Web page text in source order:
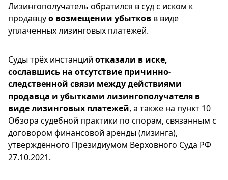
Лизингополучатель обратился в суд с иском к
продавцуо возмещении убытков в виде
уплаченных лизинговых платежей.
Суды трёх инстанций отказали в иске,
сославшись на отсутствие причинно-
следственной связи между действиями
продавца и убытками лизингополучателя в
виде лизинговых платежей, а также на пункт 10
Обзора судебной практики по спорам, связанным с
договором финансовой аренды (лизинга),
утверждённого Президиумом Верховного Суда РФ
27.10.2021.